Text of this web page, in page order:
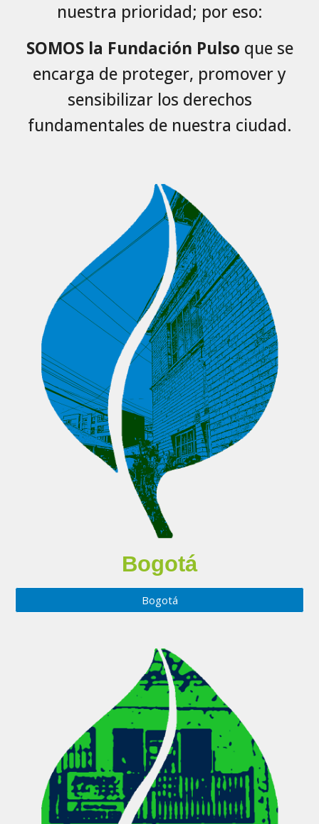
nuestra prioridad; por eso:
SOMOS la Fundación Pulso que se
encarga de proteger, promover y
sensibilizar los derechos
fundamentales de nuestra ciudad.
Bogotá
Bogotá